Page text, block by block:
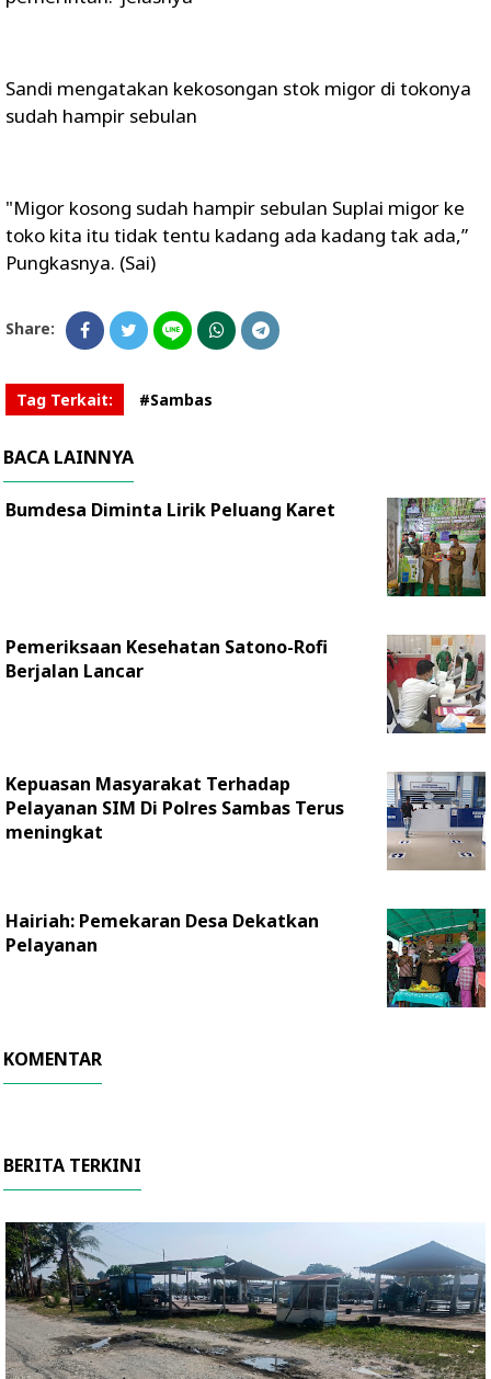
Sandi mengatakan kekosongan stok migor di tokonya
sudah hampir sebulan
"Migor kosong sudah hampir sebulan Suplai migor ke
toko kita itu tidak tentu kadang ada kadang tak ada,”
Pungkasnya. (Sai)
Share:
Tag Terkait: #Sambas
BACA LAINNYA
Bumdesa Diminta Lirik Peluang Karet
Pemeriksaan Kesehatan Satono-Rofi
Berjalan Lancar
Kepuasan Masyarakat Terhadap
Pelayanan SIM Di Polres Sambas Terus
meningkat
Hairiah: Pemekaran Desa Dekatkan
Pelayanan
KOMENTAR
BERITA TERKINI